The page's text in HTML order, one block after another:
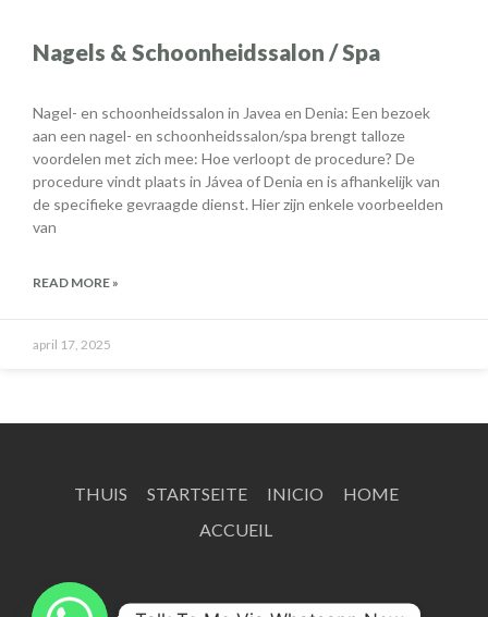
Nagels & Schoonheidssalon / Spa
Nagel- en schoonheidssalon in Javea en Denia: Een bezoek
aan een nagel- en schoonheidssalon/spa brengt talloze
voordelen met zich mee: Hoe verloopt de procedure? De
procedure vindt plaats in Jávea of ​​Denia en is afhankelijk van
de specifieke gevraagde dienst. Hier zijn enkele voorbeelden
van
READ MORE »
april 17, 2025
THUIS STARTSEITE INICIO
HOME
ACCUEIL